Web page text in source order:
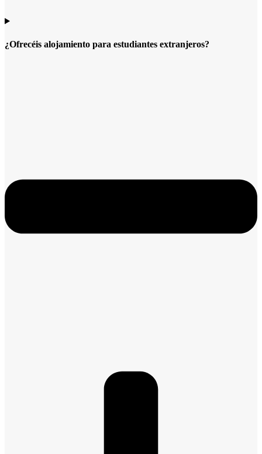
¿Ofrecéis alojamiento para estudiantes extranjeros?